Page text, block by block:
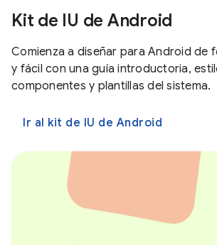
Kit de IU de Android
Comienza a diseñar para Android de
y fácil con una guía introductoria,
componentes y plantillas del sistema.
Ir al kit de IU de Android